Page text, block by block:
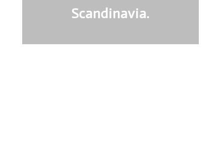
Scandinavia.